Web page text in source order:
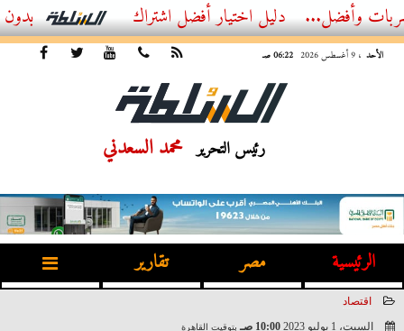
أفضل اشتراك IPTV بدون تقطيع 2026 – دليل المشاهد العصري
الأحد ، 9 أغسطس 2026 06:22 صـ
رئيس التحرير محمد السعدني
الرئيسية مصر تقارير
اقتصاد
السبت، 1 يوليو 2023
10:00 صـ بتوقيت القاهرة